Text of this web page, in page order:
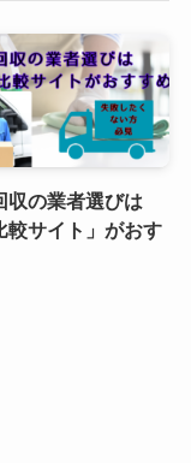
収の業者選びは
較サイト」がおす